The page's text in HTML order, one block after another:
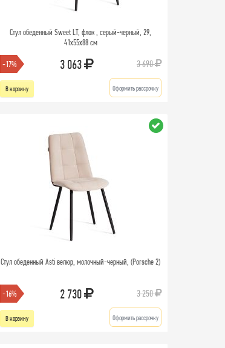
Стул обеденный Sweet LT, флок , серый-черный, 29,
41х55х88 см
-17% 3 063 3 690
В корзину Оформить рассрочку
Стул обеденный Asti велюр, молочный-черный, (Porsche 2)
-16% 2 730 3 250
В корзину Оформить рассрочку